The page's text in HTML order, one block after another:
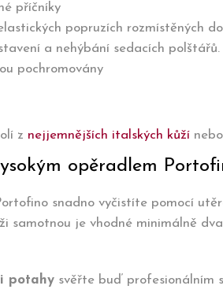
příčníky
popruzích rozmístěných
a nehýbání sedacích polštářů.
pochromovány
z nejjemnějších italských kůží nebo
opěradlem
snadno vyčistíte pomocí
samotnou je vhodné minimálně
potahy svěřte buď profesionálním